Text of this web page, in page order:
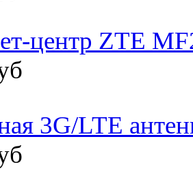
центр ZTE
3G/LTE